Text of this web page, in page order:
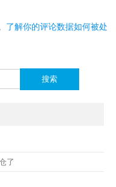
了解你的评论数据如何被处
了